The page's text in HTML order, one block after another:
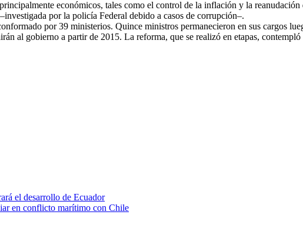
económicos, tales como el control de la inflación y la
por la policía Federal debido a casos de corrupción–.
por 39 ministerios. Quince ministros permanecieron en sus cargos
al gobierno a partir de 2015. La reforma, que se realizó en etapas,
el desarrollo de Ecuador
en conflicto marítimo con Chile